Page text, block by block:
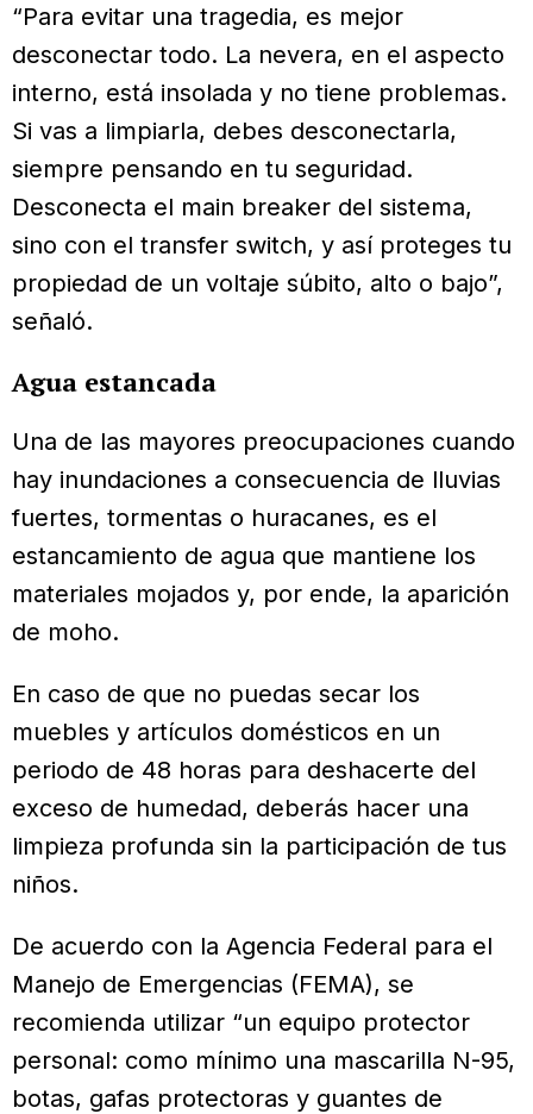
“Para evitar una tragedia, es mejor
desconectar todo. La nevera, en el aspecto
interno, está insolada y no tiene problemas.
Si vas a limpiarla, debes desconectarla,
siempre pensando en tu seguridad.
Desconecta el main breaker del sistema,
sino con el transfer switch, y así proteges tu
propiedad de un voltaje súbito, alto o bajo”,
señaló.
Agua estancada
Una de las mayores preocupaciones cuando
hay inundaciones a consecuencia de lluvias
fuertes, tormentas o huracanes, es el
estancamiento de agua que mantiene los
materiales mojados y, por ende, la aparición
de moho.
En caso de que no puedas secar los
muebles y artículos domésticos en un
periodo de 48 horas para deshacerte del
exceso de humedad, deberás hacer una
limpieza profunda sin la participación de tus
niños.
De acuerdo con la Agencia Federal para el
Manejo de Emergencias (FEMA), se
recomienda utilizar “un equipo protector
personal: como mínimo una mascarilla N-95,
botas, gafas protectoras y guantes de